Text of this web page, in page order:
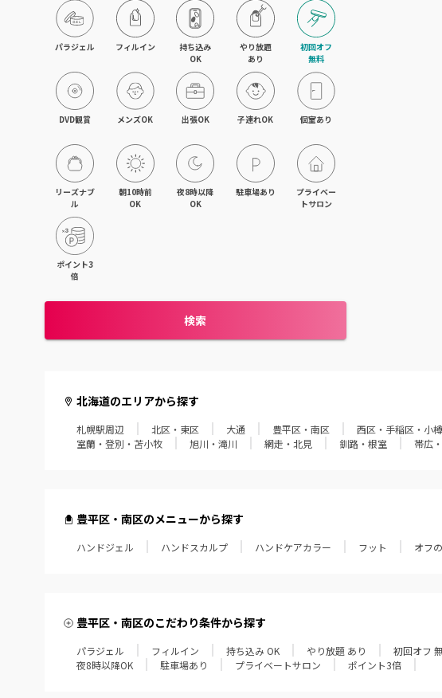
旭川・滝川
網走・北見
釧路・根室
帯広・十勝
北海道その他
パラジェル フィルイン
持ち込み
OK
やり放題
あり
初回オフ
無料
DVD観賞 メンズOK 出張OK 子連れOK 個室あり
リーズナブ
ル
朝10時前
OK
夜8時以降
OK
駐車場あり
プライベー
トサロン
ポイント3
倍
検索
北海道のエリアから探す
札幌駅周辺 北区・東区 大通 豊平区・南区 西区・手稲区・小
室蘭・登別・苫小牧
旭川・滝川 網走・北見 釧路・根室 帯広
豊平区・南区のメニューから探す
ハンドジェル ハンドスカルプ ハンドケアカラー フット オフ
豊平区・南区のこだわり条件から探す
パラジェル フィルイン 持ち込み OK やり放題 あり 初回オフ
夜8時以降OK
駐車場あり プライベートサロン ポイント3倍